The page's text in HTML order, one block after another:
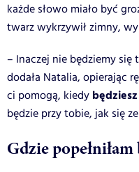
każde słowo miało być
twarz wykrzywił zimny,
– Inaczej nie będziemy się
dodała Natalia, opierając
ci pomogą, kiedy
będzie przy tobie, jak się
Gdzie popełniłam